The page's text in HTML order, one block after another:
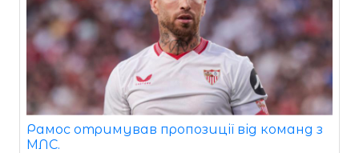
Рамос отримував пропозиції від команд з
МЛС.